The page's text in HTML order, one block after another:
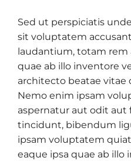
Sed ut perspiciatis
sit voluptatem
laudantium, totam rem
quae ab illo inventore
architecto beatae vitae
Nemo enim ipsam
aspernatur aut odit aut
tincidunt, bibendum
ipsam voluptatem
eaque ipsa quae ab illo